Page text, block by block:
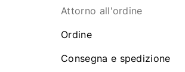
Attorno all'ordine
Ordine
Consegna e spedizione